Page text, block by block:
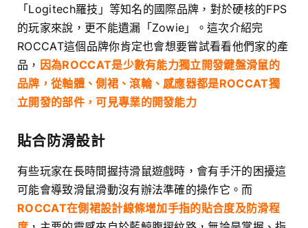
「Logitech羅技」等知名的國際品牌，對於硬核的FPS
的玩家來說，更不能遺漏「Zowie」。這次介紹完
ROCCAT這個品牌你肯定也會想要嘗試看看他們家的產
品， 因為ROCCAT是少數有能力獨立開發鍵盤滑鼠的
品牌，從軸體、側裙、滾輪、感應器都是ROCCAT獨
立開發的部件，可見專業的開發能力
貼合防滑設計
有些玩家在長時間握持滑鼠遊戲時，會有手汗的困擾這
可能會導致滑鼠滑動沒有辦法準確的操作它。而
ROCCAT在側裙設計線條增加手指的貼合度及防滑程